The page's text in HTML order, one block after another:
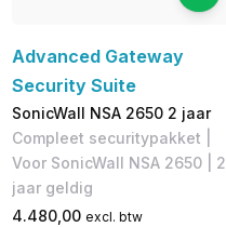
Advanced Gateway
Security Suite
SonicWall NSA 2650 2 jaar
Compleet securitypakket |
Voor SonicWall NSA 2650 | 2
jaar geldig
4.480,00 excl. btw